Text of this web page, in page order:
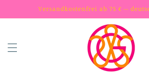
Skip toVersandkostenfrei ab 75 € –